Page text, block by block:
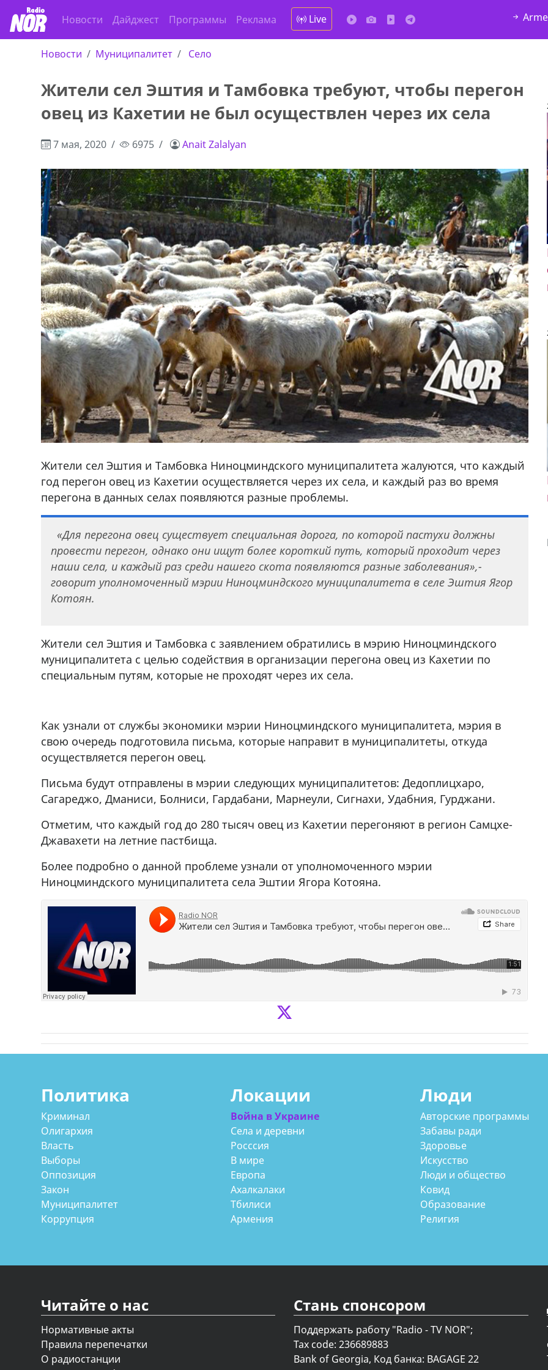
Новости Дайджест Программы Реклама Live
Новости Муниципалитет Село
Жители сел Эштия и Тамбовка требуют, чтобы перегон
овец из Кахетии не был осуществлен через их села
7 мая, 2020 6975 Anait Zalalyan
Жители сел Эштия и Тамбовка Ниноцминдского муниципалитета жалуются, что каждый
год перегон овец из Кахетии осуществляется через их села, и каждый раз во время
перегона в данных селах появляются разные проблемы.
«Для перегона овец существует специальная дорога, по которой пастухи должны
провести перегон, однако они ищут более короткий путь, который проходит через
наши села, и каждый раз среди нашего скота появляются разные заболевания»,-
говорит уполномоченный мэрии Ниноцминдского муниципалитета в селе Эштия Ягор
Котоян.
Жители сел Эштия и Тамбовка с заявлением обратились в мэрию Ниноцминдского
муниципалитета с целью содействия в организации перегона овец из Кахетии по
специальным путям, которые не проходят через их села.
Как узнали от службы экономики мэрии Ниноцминдского муниципалитета, мэрия в
свою очередь подготовила письма, которые направит в муниципалитеты, откуда
осуществляется перегон овец.
Письма будут отправлены в мэрии следующих муниципалитетов: Дедоплицхаро,
Сагареджо, Дманиси, Болниси, Гардабани, Марнеули, Сигнахи, Удабния, Гурджани.
Отметим, что каждый год до 280 тысяч овец из Кахетии перегоняют в регион Самцхе-
Джавахети на летние пастбища.
Более подробно о данной проблеме узнали от уполномоченного мэрии
Ниноцминдского муниципалитета села Эштии Ягора Котояна.
551 08 62 В городе Ниноцминда около фастфуда Hask
cдается в аренду дом, 571 30 57
57Whatsap/Viber
Политика
Криминал
Олигархия
Власть
Выборы
Оппозиция
Закон
Муниципалитет
Коррупция
Локации
Война в Украине
Села и деревни
Росссия
В мире
Европа
Ахалкалаки
Тбилиси
Армения
Люди
Авторские программы
Забавы ради
Здоровье
Искусство
Люди и общество
Ковид
Образование
Религия
Читайте о нас
Нормативные акты
Правила перепечатки
О радиостанции
Стань спонсором
Поддержать работу "Radio - TV NOR";
Tax code: 236689883
Bank of Georgia, Код банка: BAGAGE 22